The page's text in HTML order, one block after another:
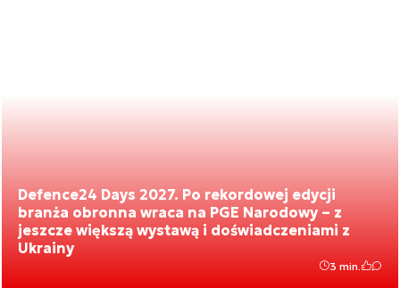
Defence24 Days 2027. Po rekordowej edycji
branża obronna wraca na PGE Narodowy – z
jeszcze większą wystawą i doświadczeniami z
Ukrainy
3 min.